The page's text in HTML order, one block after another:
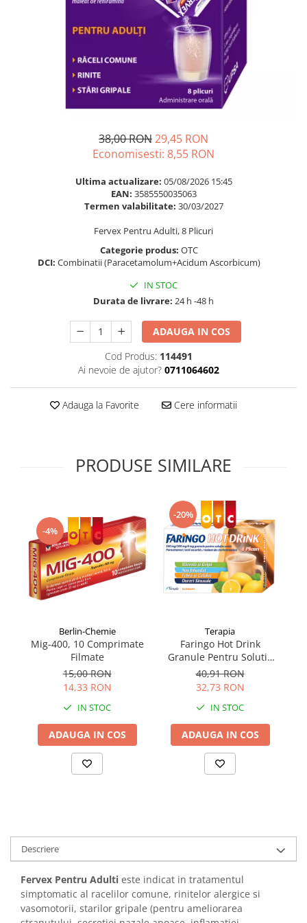
Probiotice si prebiotice
Sanatate urinara
Slabire si control greutate
Supliment Complexe
Supliment Magneziu
Supliment Vitamina C
Supliment Vitamina D3
Supliment Vitamina E
Tuse gat si respiratie
Balsam masca si tratament
Repelenti insecte
38,00 RON29,45 RON
Economisesti: 8,55 RON
Ultima actualizare: 05/08/2026 15:45
EAN: 3585550035063
Termen valabilitate: 30/03/2027
Fervex Pentru Adulti, 8 Plicuri
Categorie produs: OTC
DCI: Combinatii (Paracetamolum+Acidum Ascorbicum)
IN STOC
Durata de livrare: 24 h -48 h
ADAUGA IN COS
Cod Produs: 114491
Ai nevoie de ajutor? 0711064602
Adauga la Favorite Cere informatii
PRODUSE SIMILARE
-4%
Berlin-Chemie
Mig-400, 10 Comprimate
Filmate
15,00 RON
14,33 RON
IN STOC
ADAUGA IN COS
-20%
Terapia
Faringo Hot Drink
Granule Pentru Solutie
Orala X 8 Plicuri
40,91 RON
32,73 RON
IN STOC
ADAUGA IN COS
Descriere
Fervex Pentru Adulti este indicat in tratamentul
simptomatic al racelilor comune, rinitelor alergice si
vasomotorii, starilor gripale (pentru ameliorarea